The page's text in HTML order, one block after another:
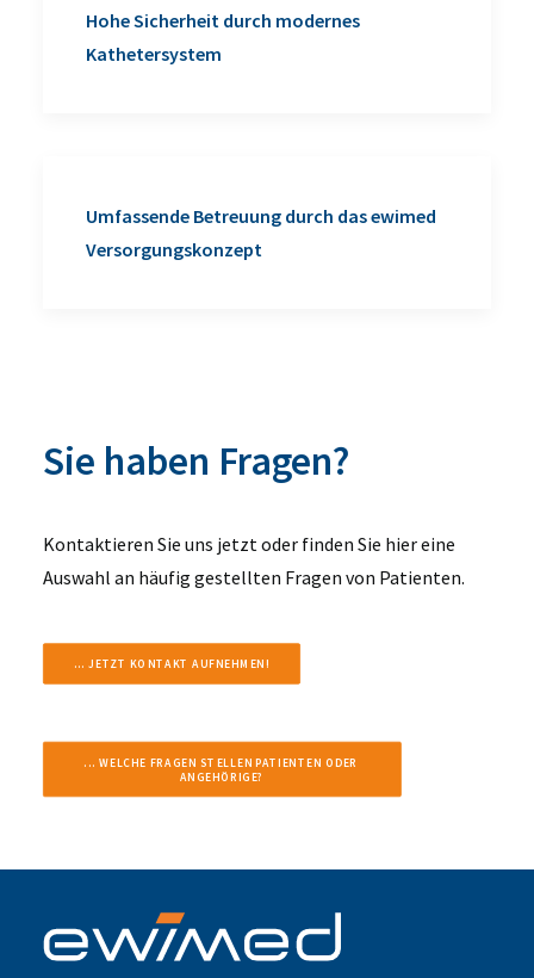
Hohe Sicherheit durch modernes
Kathetersystem
Umfassende Betreuung durch das ewimed
Versorgungskonzept
Sie haben Fragen?
Kontaktieren Sie uns jetzt oder finden Sie hier eine
Auswahl an häufig gestellten Fragen von Patienten.
... JETZT KONTAKT AUFNEHMEN!
... WELCHE FRAGEN STELLEN PATIENTEN ODER
ANGEHÖRIGE?